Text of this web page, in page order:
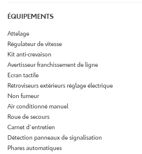
Actualités
Contact
ÉQUIPEMENTS
Attelage
Régulateur de vitesse
Kit anti-crevaison
Avertisseur franchissement de ligne
Ecran tactile
Rétroviseurs extérieurs réglage électrique
Non fumeur
Air conditionné manuel
Roue de secours
Carnet d'entretien
Détection panneaux de signalisation
Phares automatiques